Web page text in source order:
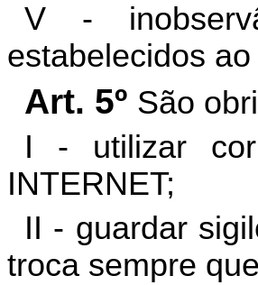
V -
estabelecidos
Art. 5º São
I - utilizar
INTERNET;
II - guardar
troca sempre